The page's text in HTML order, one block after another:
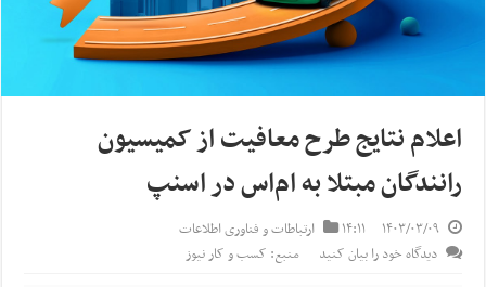
اعلام نتایج طرح معافیت از کمیسیون
رانندگان مبتلا به ام‌اس در اسنپ
۱۴۰۳/۰۳/۰۹ ۱۴:۱۱
ارتباطات و فناوری اطلاعات
دیدگاه خود را بیان کنید
منبع: کسب و کار نیوز